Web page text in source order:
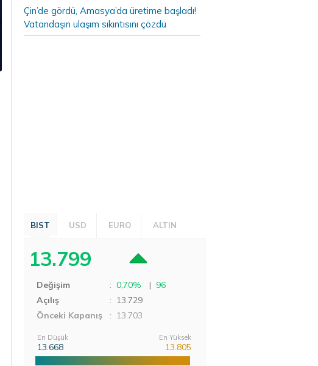
Çin’de gördü, Amasya’da üretime başladı!
Vatandaşın ulaşım sıkıntısını çözdü
BIST USD EURO ALTIN
13.799
Değişim : 0,70% | 96
Açılış
: 13.729
Önceki Kapanış
: 13.703
En Düşük
13.668
En Yüksek
13.805